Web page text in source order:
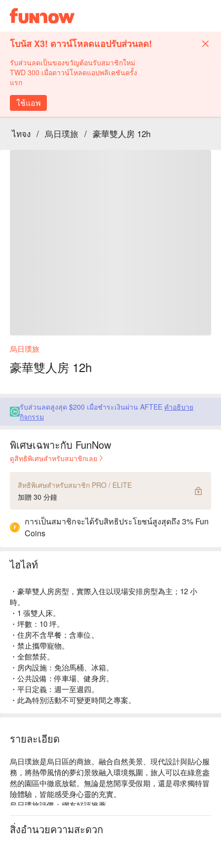
โบนัส X3! ดาวน์โหลดแอปรับส่วนลด!
รับส่วนลดเป็นของขวัญต้อนรับสมาชิกใหม่
TWD 300 เมื่อดาวน์โหลดแอปพลิเคชันครั้ง
แรก
ใช้แอพ
ไทจง / 烏日璞旅 / 豪華雙人房 12h
烏日璞旅
豪華雙人房 12h
รับส่วนลดสูงสุด $200 เมื่อชำระเงินผ่าน AFTEE คำอธิบาย
กิจกรรม
พิเศษเฉพาะกับ FunNow
ดูสิทธิพิเศษสำหรับสมาชิกเลย
สิทธิพิเศษสำหรับสมาชิก PRO / ELITE
加贈 30 分鐘
การเป็นสมาชิกจะได้รับสิทธิประโยชน์สูงสุดถึง 3% Fun
Coins
ไฮไลท์
・豪華雙人房房型，實際入住以現場安排房型為主；12 小
時。
・1 張雙人床。
・坪數：10 坪。
・住房不含早餐；含車位。
・禁止攜帶寵物。
・全館禁菸。
・房內設施：免治馬桶、冰箱。
・公共設備：停車場、健身房。
・平日定義：週一至週四。
・此為特別活動不可變更時間之專案。
รายละเอียด
烏日璞旅是烏日區的商旅。融合自然美景、現代設計與貼心服
務，將熱帶風情的夢幻景致融入環境氛圍，旅人可以在綠意盎
然的園區中徹底放鬆。無論是悠閒享受假期，還是尋求獨特冒
險體驗，皆能感受身心靈的充實。
烏日璞旅評價：網友好評推薦
烏日璞旅推薦：各式房型配有精緻床寢及完善設施，結合天然
人文元素，所有細節面面俱到，讓您的旅程更加輕鬆愉快。不
สิ่งอำนวยความสะดวก